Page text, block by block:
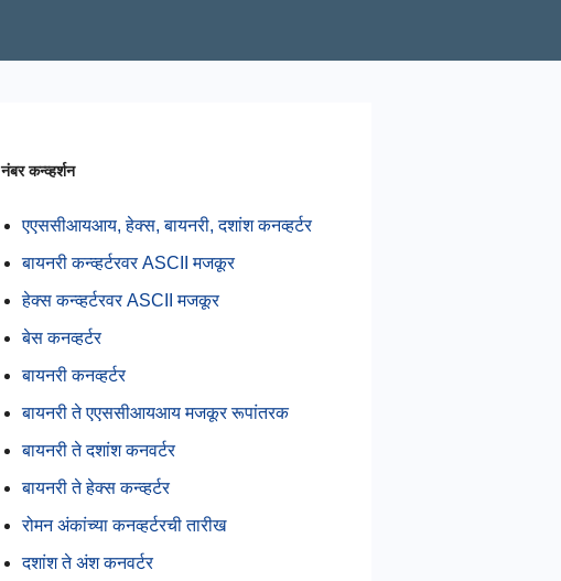
नंबर कन्व्हर्शन
एएससीआयआय, हेक्स, बायनरी, दशांश कनव्हर्टर
बायनरी कन्व्हर्टरवर ASCII मजकूर
हेक्स कन्व्हर्टरवर ASCII मजकूर
बेस कनव्हर्टर
बायनरी कनव्हर्टर
बायनरी ते एएससीआयआय मजकूर रूपांतरक
बायनरी ते दशांश कनवर्टर
बायनरी ते हेक्स कन्व्हर्टर
रोमन अंकांच्या कनव्हर्टरची तारीख
दशांश ते अंश कनवर्टर